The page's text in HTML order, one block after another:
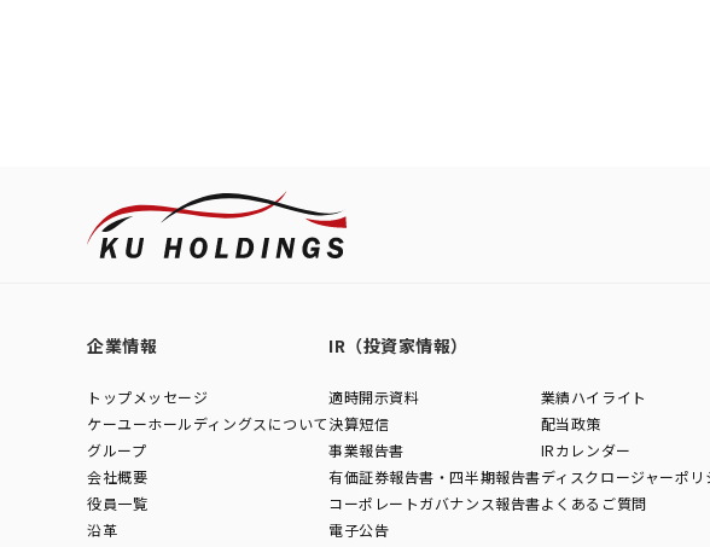
企業情報
トップメッセージ
ケーユーホールディングスについて
グループ
会社概要
役員一覧
沿革
IR（投資家情報）
適時開示資料
決算短信
事業報告書
有価証券報告書・四半期報告書
コーポレートガバナンス報告書
電子公告
業績ハイライト
配当政策
IRカレンダー
ディスクロージャーポリ
よくあるご質問